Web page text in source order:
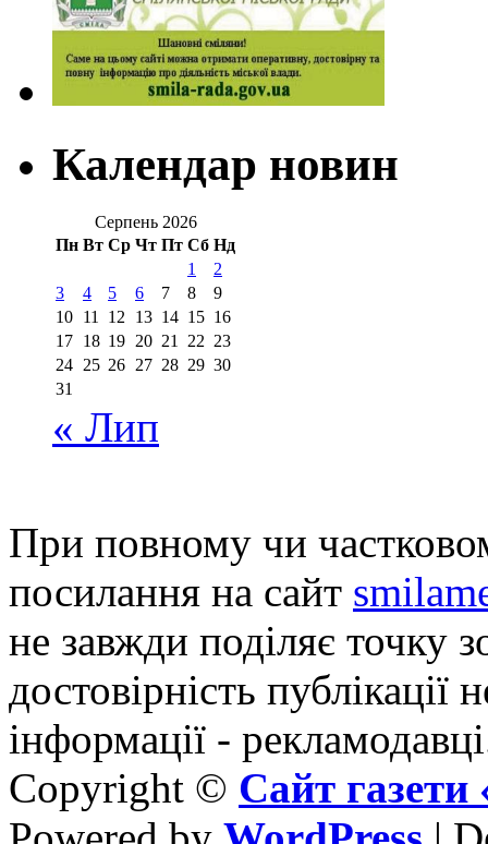
Календар новин
Серпень 2026
Пн Вт Ср Чт Пт Сб Нд
1
2
3
4 5 6 7 8
9
10 11 12 13 14 15 16
17 18 19 20 21 22 23
24 25 26 27 28 29 30
31
« Лип
При повному чи
посилання на сайт
не завжди поділяє точку
достовірність публікації
інформації -
Copyright © Сайт